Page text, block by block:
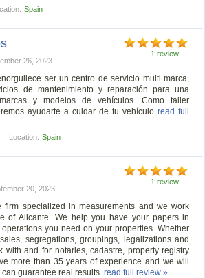
Spain
1 review
26, 2023
ser un centro de servicio multi marca,
de mantenimiento y reparación para una
y modelos de vehículos. Como taller
ayudarte a cuidar de tu vehículoread full
Location: Spain
1 review
20, 2023
firm specialized in measurements and we work
of Alicante. We help you have your papers in
you need on your properties. Whether
segregations, groupings, legalizations and
with and for notaries, cadastre, property registry
more than 35 years of experience and we will
can guarantee real results.read full review »